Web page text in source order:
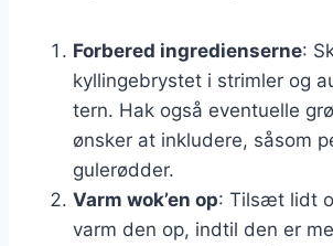
Forbered ingredienserne:
kyllingebrystet i strimler og
tern. Hak også eventuelle
ønsker at inkludere, såsom
gulerødder.
Varm wok’en op: Tilsæt lidt
varm den op, indtil den er